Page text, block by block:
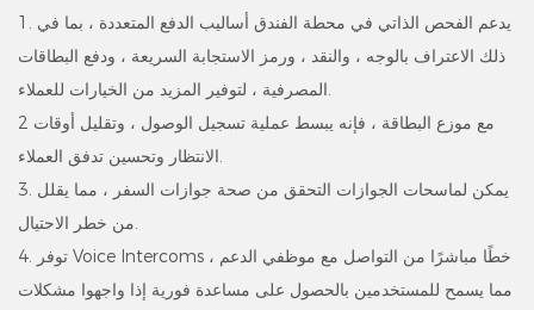
1. يدعم الفحص الذاتي في محطة الفندق أساليب الدفع المتعددة ، بما في
ذلك الاعتراف بالوجه ، والنقد ، ورمز الاستجابة السريعة ، ودفع البطاقات
المصرفية ، لتوفير المزيد من الخيارات للعملاء.
2 مع موزع البطاقة ، فإنه يبسط عملية تسجيل الوصول ، وتقليل أوقات
الانتظار وتحسين تدفق العملاء.
3. يمكن لماسحات الجوازات التحقق من صحة جوازات السفر ، مما يقلل
من خطر الاحتيال.
4. توفر Voice Intercoms خطًا مباشرًا من التواصل مع موظفي الدعم ،
مما يسمح للمستخدمين بالحصول على مساعدة فورية إذا واجهوا مشكلات